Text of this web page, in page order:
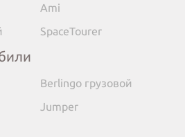
Ami
SpaceTourer
Berlingo грузовой
Jumper